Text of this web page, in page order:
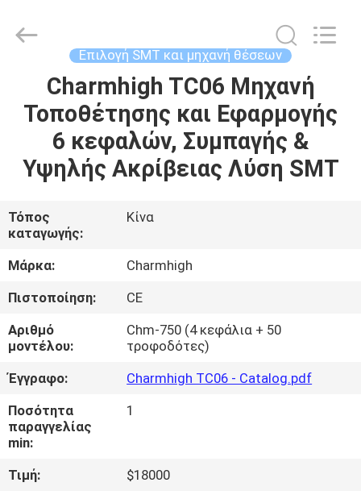
ΣΠΊΤΙ
ΠΡΟΪΌΝΤΑ
ΒΊΝΤΕΟ
ΣΧΕΤΙΚΆ
ΜΕ
ΕΜΆΣ
ΕΠΙΣΚΈΨΕΙΣ
ΣΤΟ
ΕΡΓΟΣΤΆΣΙΟ
ΈΛΕΓΧΟΣ
ΠΟΙΌΤΗΤΑΣ
TECHNOLOGY
LIMITED.
Επιλογή SMT και μηχανή θέσεων
Charmhigh TC06 Μηχανή
Τοποθέτησης και Εφαρμογής
6 κεφαλών, Συμπαγής &
Υψηλής Ακρίβειας Λύση SMT
Τόπος
καταγωγής:
Κίνα
Μάρκα:
Charmhigh
Πιστοποίηση:
CE
Αριθμό
μοντέλου:
Chm-750 (4 κεφάλια + 50
τροφοδότες)
Έγγραφο:
Charmhigh TC06 - Catalog.pdf
Ποσότητα
παραγγελίας
min:
1
Τιμή:
$18000